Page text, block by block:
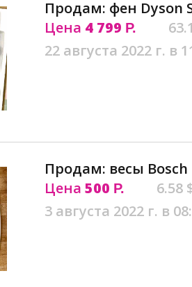
Продам: фен Dyson
Цена 4 799 Р.
22 августа 2022 г. в
Продам: весы
Цена 500 Р.
6.58
3 августа 2022 г. в